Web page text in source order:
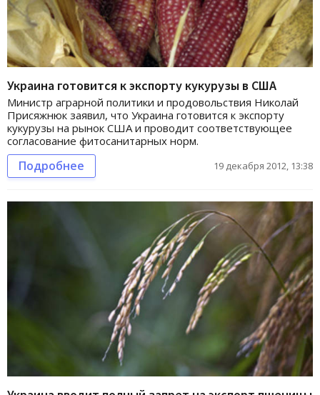
Украина готовится к экспорту кукурузы в США
Министр аграрной политики и продовольствия Николай
Присяжнюк заявил, что Украина готовится к экспорту
кукурузы на рынок США и проводит соответствующее
согласование фитосанитарных норм.
Подробнее 19 декабря 2012, 13:38